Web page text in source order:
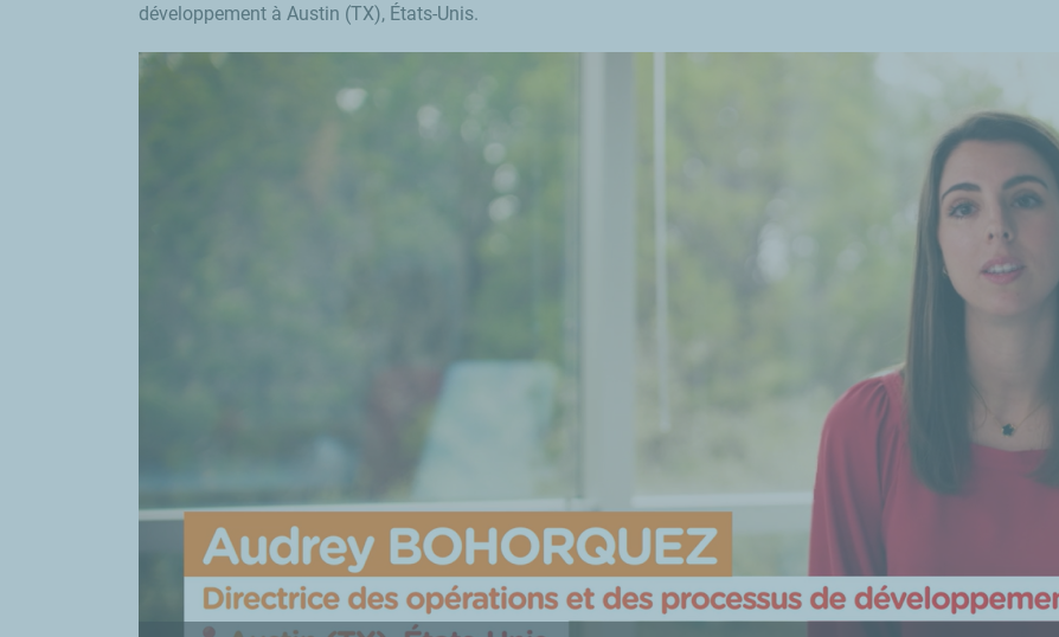
développement à Austin (TX), États-Unis.